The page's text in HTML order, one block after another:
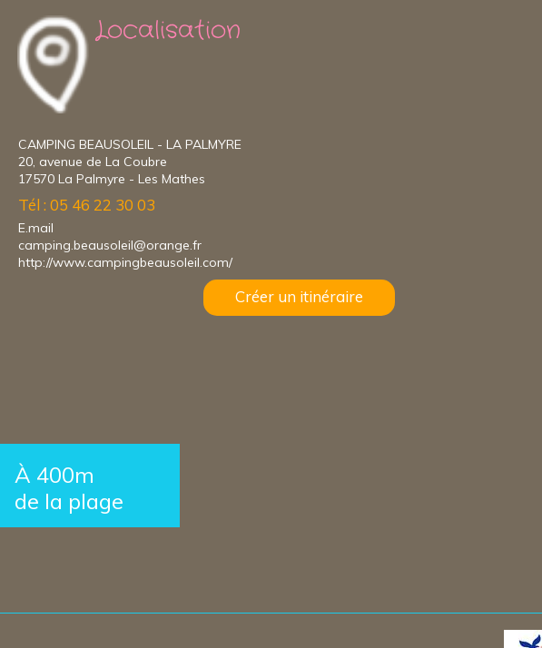
Localisation
CAMPING BEAUSOLEIL - LA PALMYRE
20, avenue de La Coubre
17570 La Palmyre - Les Mathes
Tél : 05 46 22 30 03
E.mail
camping.beausoleil@orange.fr
http://www.campingbeausoleil.com/
Créer un itinéraire
À 400m
de la plage